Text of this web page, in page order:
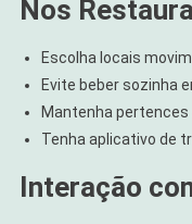
Nos
Escolha locais
Evite beber sozinha
Mantenha
Tenha aplicativo de
Interação